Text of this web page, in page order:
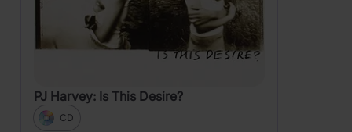
PJ Harvey: Is This Desire?
CD